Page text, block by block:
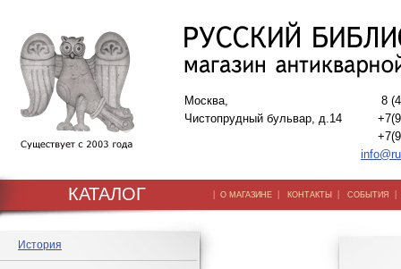
Москва,
Чистопрудный бульвар, д.14
8
КАТАЛОГ | О МАГАЗИНЕ | КОНТАКТЫ | СОБЫТИЯ
История